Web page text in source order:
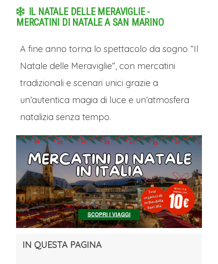
IL NATALE DELLE MERAVIGLIE -
MERCATINI DI NATALE A SAN MARINO
A fine anno torna lo spettacolo da sogno “Il
Natale delle Meraviglie”, con mercatini
tradizionali e scenari unici grazie a
un’autentica magia di luce e un’atmosfera
natalizia senza tempo.
IN QUESTA PAGINA